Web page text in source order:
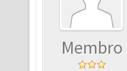
Membro